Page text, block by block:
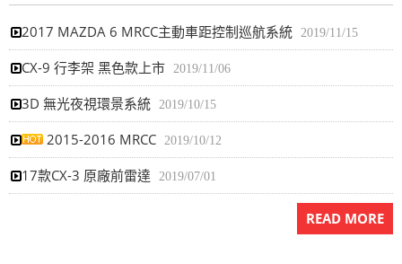
2017 MAZDA 6 MRCC主動車距控制巡航系統 2019/11/15
CX-9 行李架 黑色款上市 2019/11/06
3D 無光夜視環景系統 2019/10/15
2015-2016 MRCC 2019/10/12
17款CX-3 原廠前雷達 2019/07/01
READ MORE